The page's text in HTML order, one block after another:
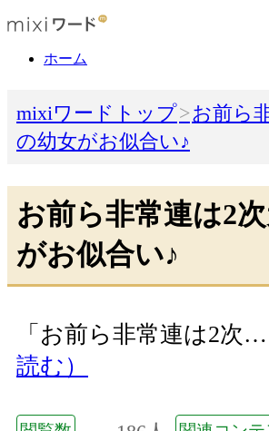
ホーム
mixiワードトップ
お前ら
の幼女がお似合い♪
お前ら非常連は2
がお似合い♪
「お前ら非常連は2次…
読む）